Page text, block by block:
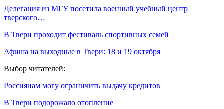
Делегация из МГУ посетила военный учебный центр
тверского…
В Твери проходит фестиваль спортивных семей
Афиша на выходные в Твери: 18 и 19 октября
Выбор читателей:
Россиянам могу ограничить выдачу кредитов
В Твери подорожало отопление